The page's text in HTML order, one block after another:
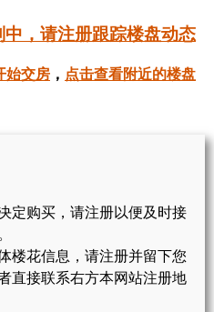
中，请注册跟踪楼盘动态
始交房 ， 点击查看附近的楼盘
定购买，请注册以便及时接
楼花信息，请注册并留下您
直接联系右方本网站注册地